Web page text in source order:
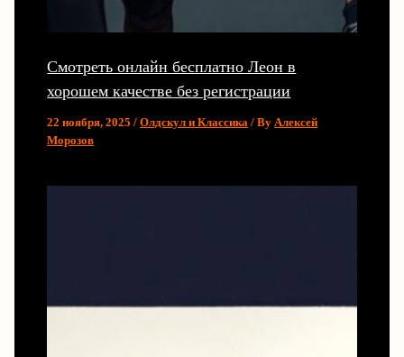
Смотреть онлайн бесплатно Леон в
хорошем качестве без регистрации
22 ноября, 2025/Олдскул и Классика / ByАлексей
Морозов